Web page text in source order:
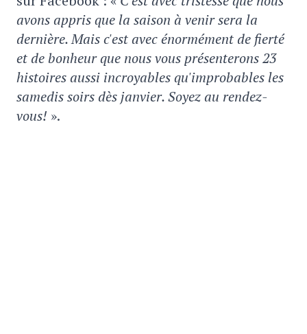
avons appris que la saison à venir sera la
dernière. Mais c'est avec énormément de fierté
et de bonheur que nous vous présenterons 23
histoires aussi incroyables qu'improbables les
samedis soirs dès janvier. Soyez au rendez-
vous! ».